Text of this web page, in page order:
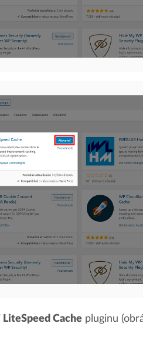
LiteSpeed Cache pluginu